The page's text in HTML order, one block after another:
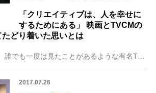
「クリエイティブは、人を幸せに
するためにある」 映画とTVCMの
どり着いた思いとは
株式会社TENROは、誰でも一度は見たことがあるような有名TVCMの制作を多数手がける会社です。2014年設立とまだ新しく、少数精鋭の組織ながら、大手広告代理店
2017.07.26